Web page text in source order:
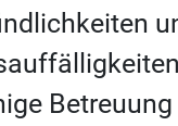
Betreuung